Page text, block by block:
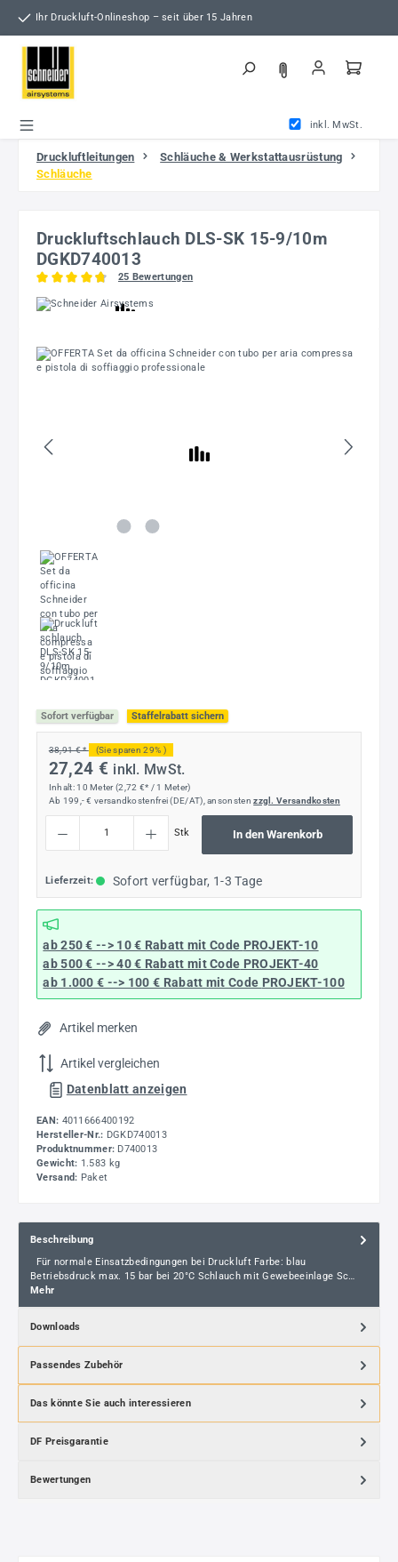
Zum Hauptinhalt springen
Ihr Druckluft-Onlineshop – seit über 15 Jahren
inkl. MwSt.
Druckluftleitungen
Schläuche & Werkstattausrüstung
Schläuche
Druckluftschlauch DLS-SK 15-9/10m
DGKD740013
Durchschnittliche Bewertung von 4.64 von 5 Sternen
25 Bewertungen
Bildergalerie überspringen
Sofort verfügbar Staffelrabatt sichern
38,91 € * (Sie sparen 29% )
27,24 € inkl. MwSt.
Inhalt: 10 Meter(2,72 €* / 1 Meter)
Ab 199,- € versandkostenfrei (DE/AT), ansonstenzzgl. Versandkosten
Stk In den Warenkorb
Lieferzeit: Sofort verfügbar, 1-3 Tage
ab 250 € --> 10 € Rabatt mit Code PROJEKT-10
ab 500 € --> 40 € Rabatt mit Code PROJEKT-40
ab 1.000 € --> 100 € Rabatt mit Code PROJEKT-100
Artikel merken
Artikel vergleichen
Datenblatt anzeigen
EAN: 4011666400192
Hersteller-Nr.: DGKD740013
Produktnummer: D740013
Gewicht: 1.583 kg
Versand: Paket
Beschreibung
Für normale Einsatzbedingungen bei Druckluft Farbe: blau
Betriebsdruck max. 15 bar bei 20°C Schlauch mit Gewebeeinlage Sc…
Mehr
Downloads
Passendes Zubehör
Das könnte Sie auch interessieren
DF Preisgarantie
Bewertungen